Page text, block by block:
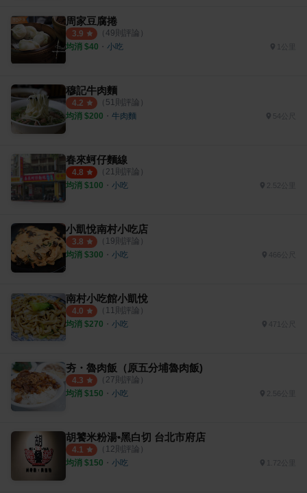
周家豆腐捲
3.9 （ 49則評論）
均消 $40 ・ 小吃
穆記牛肉麵
4.2 （ 51 則評論）
均消 $200 ・ 牛肉麵 54公尺
春來蚵仔麵線
4.8 （ 21 則評論）
均消 $100 ・ 小吃 2.52公里
小凱悅南村小吃店
3.8 （ 19則評論）
均消 $300 ・ 小吃 466公尺
南村小吃館小凱悅
4.0 （ 11 則評論）
均消 $270 ・ 小吃 471公尺
夯・魯肉飯（原五分埔魯肉飯)
4.3 （ 27則評論）
均消 $150 ・ 小吃 2.56公里
胡饕米粉湯•黑白切 台北市府店
4.1 （ 12則評論）
均消 $150 ・ 小吃